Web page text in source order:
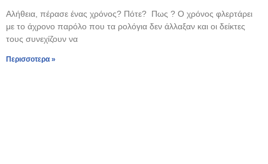
Αλήθεια, πέρασε ένας χρόνος? Πότε? Πως ? Ο χρόνος φλερτάρει
με το άχρονο παρόλο που τα ρολόγια δεν άλλαξαν και οι δείκτες
τους συνεχίζουν να
Περισσοτερα »